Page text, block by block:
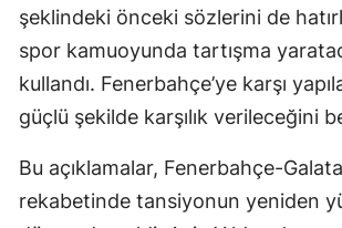
şeklindeki önceki sözlerini de
spor kamuoyunda tartışma
kullandı. Fenerbahçe’ye karşı
güçlü şekilde karşılık verileceğini
Bu açıklamalar, Fenerbahçe-
rekabetinde tansiyonun yeniden